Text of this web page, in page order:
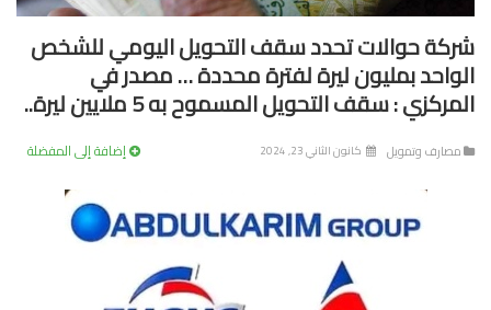
حوالات تحدد سقف التحويل اليومي للشخص
بمليون ليرة لفترة محددة … مصدر في
: سقف التحويل المسموح به 5 ملايين ليرة..
وتمويل كانون الثاني 23, 2024 إضافة إلى المفضلة